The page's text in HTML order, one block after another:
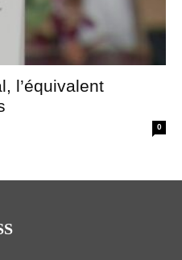
l’équivalent
0